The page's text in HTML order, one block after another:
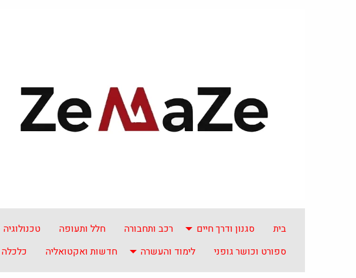
בית סגנון ודרך חיים רכב ותחבורה חלל ותעופה טכנולוגיה
ספורט וכושר גופני
לימוד והעשרה חדשות ואקטואליה כלכלה